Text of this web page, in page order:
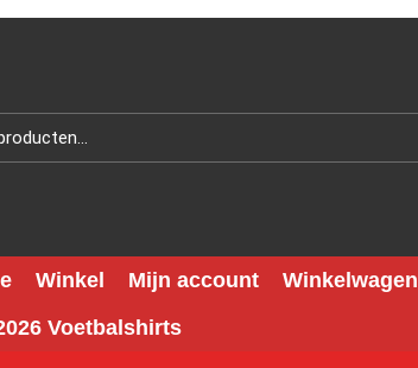
Winkel Mijn account Winkelwagen
Voetbalshirts